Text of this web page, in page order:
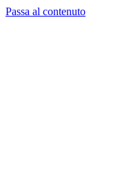
Passa al contenuto